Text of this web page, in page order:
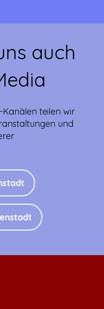
auch
Kanälen teilen wir
und